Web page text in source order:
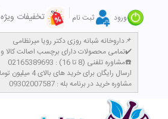
ورود ثبت نام تخفیفات ویژه
داروخانه شبانه روزی دکتر رویا میرنظامی📌
تمامی محصولات دارای برچسب اصالت کالا و سیب سلامت میباشند✔️
مشاوره تلفنی (8 تا 16) : 02165389693☎️
​ارسال رایگان برای خرید های بالای 4 میلیون تومان با پست پیشتاز
مشاوره خرید در برنامه بله : 09302007587